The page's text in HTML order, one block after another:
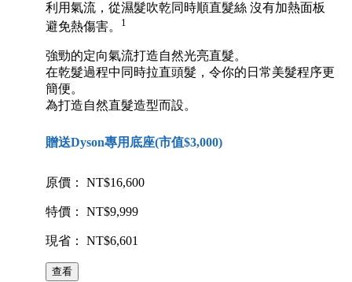
利用氣流，從濕髮吹乾同時順直髮絲 沒有加熱面板
避免熱傷害。
1
強勁的定向氣流打造自然光亮直髮。
在乾髮過程中同時拉直頭髮，令你的日常美髮程序更
簡便。
為打造自然直髮造型而設。
贈送Dyson專用底座(市值$3,000)
原價： NT$16,600
特價： NT$9,999
現省： NT$6,601
查看